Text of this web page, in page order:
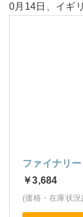
0月14日、イギ
ファイナリ
￥3,684
(価格・在庫状